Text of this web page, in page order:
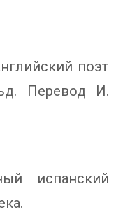
поэт
Перевод И.
испанский